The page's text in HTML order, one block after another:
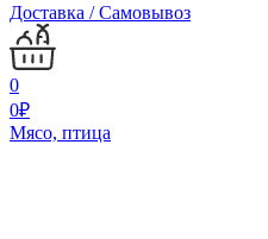
Доставка / Самовывоз
0
0₽
Мясо, птица